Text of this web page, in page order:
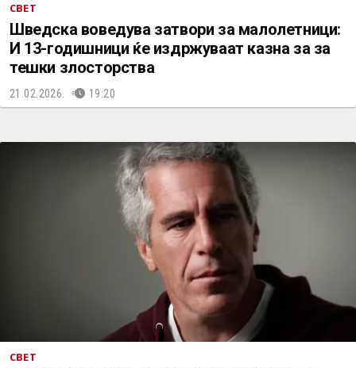
СВЕТ
Шведска воведува затвори за малолетници:
И 13-годишници ќе издржуваат казна за за
тешки злосторства
21.02.2026. 19:20
СВЕТ